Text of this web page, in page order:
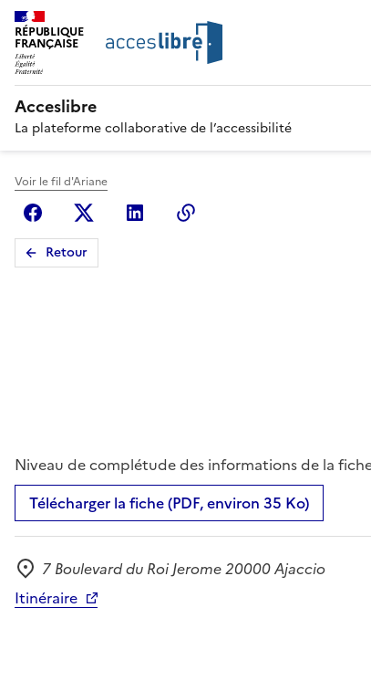
RÉPUBLIQUE
FRANÇAISE
Acceslibre
La plateforme collaborative de l’accessibilité
Voir le fil d'Ariane
FacebookX (anciennement Twitter)
Linkedin
Retour
Niveau de complétude des informations de la
Télécharger la fiche (PDF, environ 35 Ko)
Adresse
7 Boulevard du Roi Jerome 20000 Ajaccio
Itinéraire